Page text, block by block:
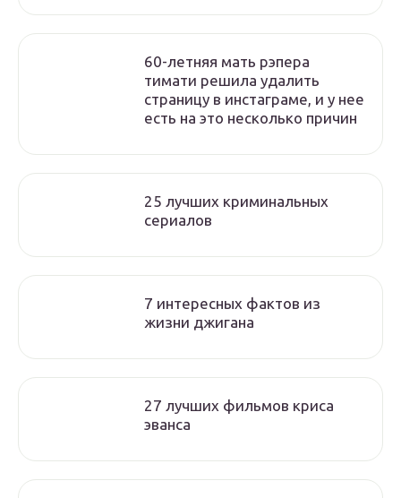
60-летняя мать рэпера
тимати решила удалить
страницу в инстаграме, и у нее
есть на это несколько причин
25 лучших криминальных
сериалов
7 интересных фактов из
жизни джигана
27 лучших фильмов криса
эванса